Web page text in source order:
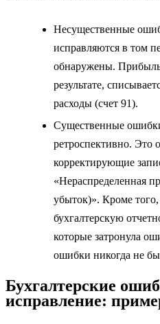
Несущественные
исправляются в том
обнаружены.
результате,
расходы (счет 91).
Существенные
ретроспективно. Это
корректирующие
«Нераспределенная
убыток)». Кроме
бухгалтерскую
которые затронула
ошибки никогда не
Бухгалтерские
исправление: